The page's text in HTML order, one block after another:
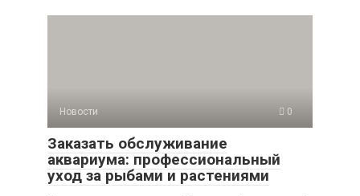
Новости 0
Заказать обслуживание
аквариума: профессиональный
уход за рыбами и растениями